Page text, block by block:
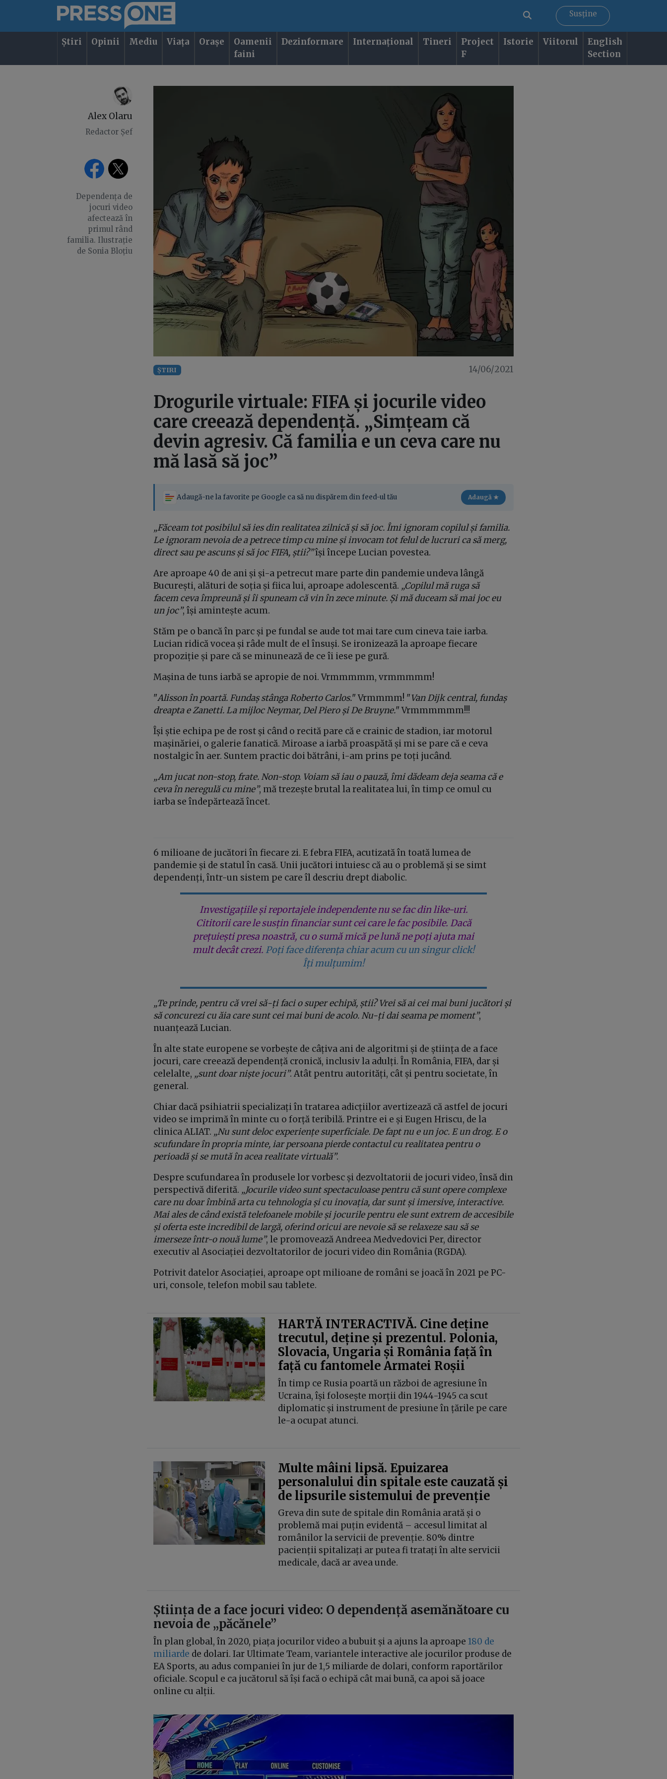
Susține
Știri Opinii Mediu Viața Orașe
Oamenii
faini
Dezinformare Internațional Tineri
Project
F
Istorie Viitorul
English
Section
Alex Olaru
Redactor Șef
Dependența de
jocuri video
afectează în
primul rând
familia. Ilustrație
de Sonia Bloțiu
ȘTIRI 14/06/2021
Drogurile virtuale: FIFA și jocurile video
care creează dependență. „Simțeam că
devin agresiv. Că familia e un ceva care nu
mă lasă să joc”
Adaugă-ne la favorite pe Google ca să nu dispărem din feed-ul tău Adaugă ★
„Făceam tot posibilul să ies din realitatea zilnică și să joc. Îmi ignoram copilul și familia.
Le ignoram nevoia de a petrece timp cu mine și invocam tot felul de lucruri ca să merg,
direct sau pe ascuns și să joc FIFA, știi?”își începe Lucian povestea.
Are aproape 40 de ani și și-a petrecut mare parte din pandemie undeva lângă
București, alături de soția și fiica lui, aproape adolescentă. „Copilul mă ruga să
facem ceva împreună și îi spuneam că vin în zece minute. Și mă duceam să mai joc eu
un joc”, își amintește acum.
Stăm pe o bancă în parc și pe fundal se aude tot mai tare cum cineva taie iarba.
Lucian ridică vocea și râde mult de el însuși. Se ironizează la aproape fiecare
propoziție și pare că se minunează de ce îi iese pe gură.
Mașina de tuns iarbă se apropie de noi. Vrmmmmm, vrmmmmm!
"Alisson în poartă. Fundaș stânga Roberto Carlos." Vrmmmm! "Van Dijk central, fundaș
dreapta e Zanetti. La mijloc Neymar, Del Piero și De Bruyne." Vrmmmmmm!!!
Își știe echipa pe de rost și când o recită pare că e crainic de stadion, iar motorul
mașinăriei, o galerie fanatică. Miroase a iarbă proaspătă și mi se pare că e ceva
nostalgic în aer. Suntem practic doi bătrâni, i-am prins pe toți jucând.
„Am jucat non-stop, frate. Non-stop. Voiam să iau o pauză, îmi dădeam deja seama că e
ceva în neregulă cu mine”, mă trezește brutal la realitatea lui, în timp ce omul cu
iarba se îndepărtează încet.
6 milioane de jucători în fiecare zi. E febra FIFA, acutizată în toată lumea de
pandemie și de statul în casă. Unii jucători intuiesc că au o problemă și se simt
dependenți, într-un sistem pe care îl descriu drept diabolic.
Investigațiile și reportajele independente nu se fac din like-uri.
Cititorii care le susțin financiar sunt cei care le fac posibile. Dacă
prețuiești presa noastră, cu o sumă mică pe lună ne poți ajuta mai
mult decât crezi. Poți face diferența chiar acum cu un singur click!
Îți mulțumim!
„Te prinde, pentru că vrei să-ți faci o super echipă, știi? Vrei să ai cei mai buni jucători și
să concurezi cu ăia care sunt cei mai buni de acolo. Nu-ți dai seama pe moment”,
nuanțează Lucian.
În alte state europene se vorbește de câțiva ani de algoritmi și de știința de a face
jocuri, care creează dependență cronică, inclusiv la adulți. În România, FIFA, dar și
celelalte, „sunt doar niște jocuri”. Atât pentru autorități, cât și pentru societate, în
general.
Chiar dacă psihiatrii specializați în tratarea adicțiilor avertizează că astfel de jocuri
video se imprimă în minte cu o forță teribilă. Printre ei e și Eugen Hriscu, de la
clinica ALIAT. „Nu sunt deloc experiențe superficiale. De fapt nu e un joc. E un drog. E o
scufundare în propria minte, iar persoana pierde contactul cu realitatea pentru o
perioadă și se mută în acea realitate virtuală”.
Despre scufundarea în produsele lor vorbesc și dezvoltatorii de jocuri video, însă din
perspectivă diferită. „Jocurile video sunt spectaculoase pentru că sunt opere complexe
care nu doar îmbină arta cu tehnologia și cu inovația, dar sunt și imersive, interactive.
Mai ales de când există telefoanele mobile și jocurile pentru ele sunt extrem de accesibile
și oferta este incredibil de largă, oferind oricui are nevoie să se relaxeze sau să se
imerseze într-o nouă lume”, le promovează Andreea Medvedovici Per, director
executiv al Asociației dezvoltatorilor de jocuri video din România (RGDA).
Potrivit datelor Asociației, aproape opt milioane de români se joacă în 2021 pe PC-
uri, console, telefon mobil sau tablete.
HARTĂ INTERACTIVĂ. Cine deține
trecutul, deține și prezentul. Polonia,
Slovacia, Ungaria și România față în
față cu fantomele Armatei Roșii
În timp ce Rusia poartă un război de agresiune în
Ucraina, își folosește morții din 1944-1945 ca scut
diplomatic și instrument de presiune în țările pe care
le-a ocupat atunci.
Multe mâini lipsă. Epuizarea
personalului din spitale este cauzată și
de lipsurile sistemului de prevenție
Greva din sute de spitale din România arată și o
problemă mai puțin evidentă – accesul limitat al
românilor la servicii de prevenție. 80% dintre
pacienții spitalizați ar putea fi tratați în alte servicii
medicale, dacă ar avea unde.
Știința de a face jocuri video: O dependență asemănătoare cu
nevoia de „păcănele”
În plan global, în 2020, piața jocurilor video a bubuit și a ajuns la aproape 180 de
miliarde de dolari. Iar Ultimate Team, variantele interactive ale jocurilor produse de
EA Sports, au adus companiei în jur de 1,5 miliarde de dolari, conform raportărilor
oficiale. Scopul e ca jucătorul să își facă o echipă cât mai bună, ca apoi să joace
online cu alții.